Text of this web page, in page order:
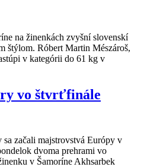
na žinenkách zvyšní slovenskí
štýlom. Róbert Martin Mészároš,
v kategórii do 61 kg v
vo štvrťfinále
sa začali majstrovstvá Európy v
dvoma prehrami vo
v Šamoríne Akhsarbek